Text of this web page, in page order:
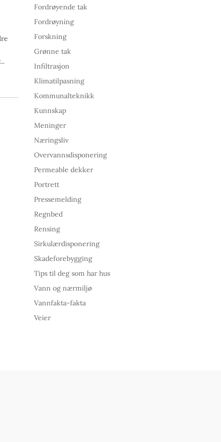
Fordrøyende tak
Fordrøyning
Forskning
Grønne tak
Infiltrasjon
Klimatilpasning
Kommunalteknikk
Kunnskap
Meninger
Næringsliv
Overvannsdisponering
Permeable dekker
Portrett
Pressemelding
Regnbed
Rensing
Sirkulærdisponering
Skadeforebygging
Tips til deg som har hus
Vann og nærmiljø
Vannfakta-fakta
Veier